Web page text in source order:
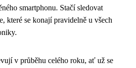
smartphonu. Stačí sledovat
které se konají pravidelně u všech
v průběhu celého roku, ať už se